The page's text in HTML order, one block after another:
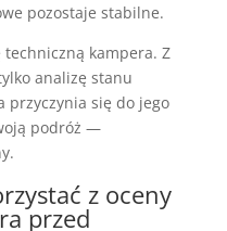
pozostaje stabilne.
kampera. Z
analizę stanu
przyczynia się do jego
podróż —
z oceny
przed